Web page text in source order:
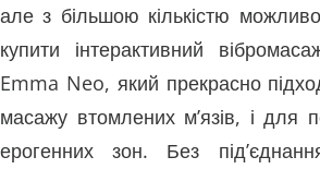
але з більшою кількістю
купити інтерактивний
Emma Neo, який прекрасно
масажу втомлених м’язів, і для
ерогенних зон. Без